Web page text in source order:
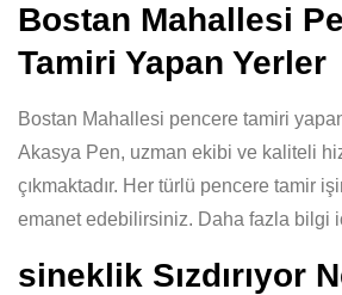
Bostan Mahallesi
Tamiri Yapan Yerler
Bostan Mahallesi pencere tamiri
Akasya Pen, uzman ekibi ve kaliteli
çıkmaktadır. Her türlü pencere tamir
emanet edebilirsiniz. Daha fazla bilgi
sineklik Sızdırıyor